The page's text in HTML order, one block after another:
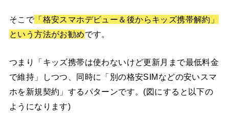
そこで 「格安スマホデビュー＆後からキッズ携帯解約」
という方法がお勧めです。
つまり「キッズ携帯は使わないけど更新月まで最低料金
で維持」しつつ、同時に「別の格安SIMなどの安いスマ
ホを新規契約」するパターンです。(図にすると以下の
ようになります)